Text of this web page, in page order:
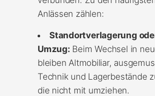
Anlässen zählen:
Standortverlagerung
Umzug: Beim Wechsel in
bleiben Altmobiliar,
Technik und Lagerbestände
die nicht mit umziehen.